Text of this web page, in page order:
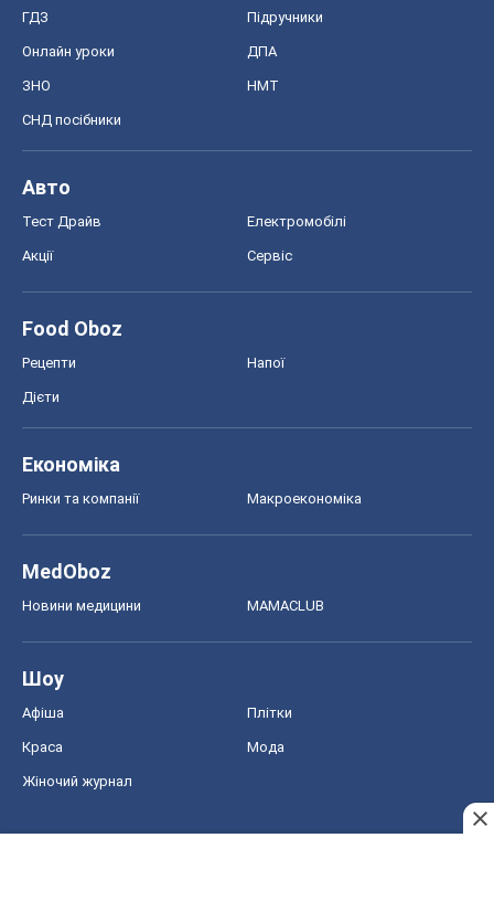
ГДЗ Підручники
Онлайн уроки ДПА
ЗНО НМТ
СНД посібники
Авто
Тест Драйв Електромобілі
Акції Сервіс
Food Oboz
Рецепти Напої
Дієти
Економіка
Ринки та компанії Макроекономіка
MedOboz
Новини медицини MAMACLUB
Шоу
Афіша Плітки
Краса Мода
Жіночий журнал